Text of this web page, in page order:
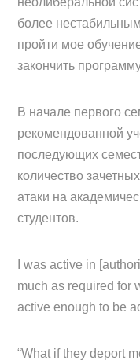
более
пройти мое
закончить
В начале первого
рекомендованной
последующих
количество
атаки на
студентов.
I was active in
much as required for
active enough to be
“What if they deport